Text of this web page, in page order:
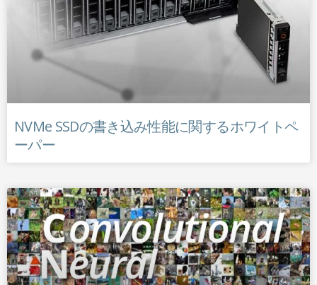
NVMe SSDの書き込み性能に関するホワイトペ
ーパー